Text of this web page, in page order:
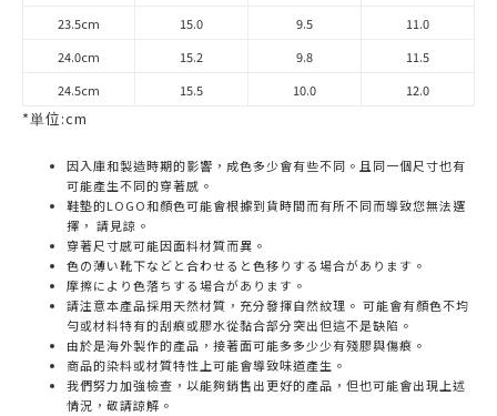
23.5cm
15.0 9.5
11.0
24.0cm
15.2 9.8
11.5
24.5cm
15.5 10.0 12.0
*単位:cm
因入庫和製造時期的影響，成色多少會有些不同。且同一個尺寸也有
可能產生不同的穿著感。
鞋墊的LOGO和顏色可能會根據到貨時間而有所不同而導致您無法選
擇， 請見諒。
穿著尺寸感可能因面料材質而異。
色の薄い靴下などと合わせると色移りする場合があります。
摩擦により色落ちする場合があります。
請注意本產品採用天然材質，充分發揮自然紋理。 可能會有顏色不均
勻或材料特有的刮痕或膠水從黏合部分突出但這不是缺陷。
由於是海外製作的產品，接著面可能多多少少有殘膠與傷痕。
商品的染料或材質特性上可能會導致味道產生。
我們努力加強檢查，以能夠銷售出更好的產品，但也可能會出現上述
情況，敬請諒解。